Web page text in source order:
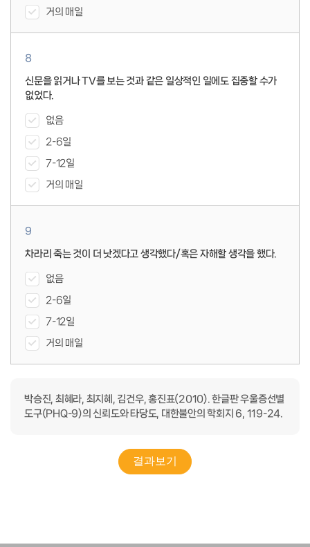
거의 매일
8
신문을 읽거나 TV를 보는 것과 같은 일상적인 일에도 집중할 수가
없었다.
없음
2-6일
7-12일
거의 매일
9
차라리 죽는 것이 더 낫겠다고 생각했다/혹은 자해할 생각을 했다.
없음
2-6일
7-12일
거의 매일
박승진, 최혜라, 최지혜, 김건우, 홍진표(2010). 한글판 우울증선별
도구(PHQ-9)의 신뢰도와 타당도, 대한불안의 학회지 6, 119-24.